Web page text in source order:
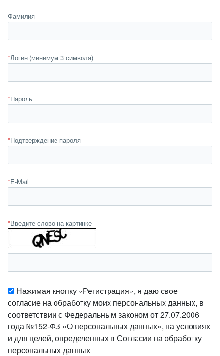
Фамилия
*Логин (минимум 3 символа)
*Пароль
*Подтверждение пароля
*E-Mail
*Введите слово на картинке
Нажимая кнопку «Регистрация», я даю свое
согласие на обработку моих персональных данных, в
соответствии с Федеральным законом от 27.07.2006
года №152-ФЗ «О персональных данных», на условиях
и для целей, определенных в Согласии на обработку
персональных данных